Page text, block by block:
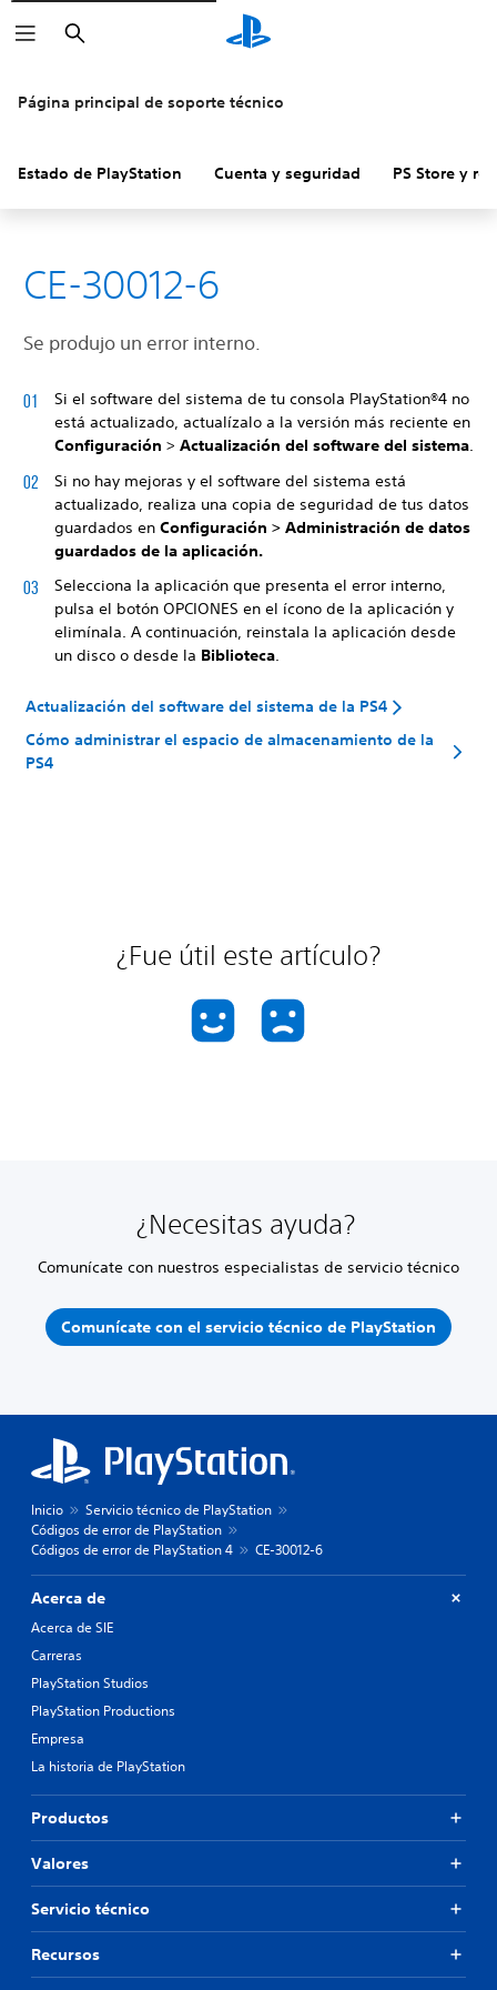
Buscar
Página principal de soporte técnico
Estado de PlayStation Cuenta y seguridad PS Store y
CE-30012-6
Se produjo un error interno.
Si el software del sistema de tu consola PlayStation®4 no
está actualizado, actualízalo a la versión más reciente en
Configuración > Actualización del software del sistema.
Si no hay mejoras y el software del sistema está
actualizado, realiza una copia de seguridad de tus datos
guardados en Configuración > Administración de datos
guardados de la aplicación.
Selecciona la aplicación que presenta el error interno,
pulsa el botón OPCIONES en el ícono de la aplicación y
elimínala. A continuación, reinstala la aplicación desde
un disco o desde la Biblioteca.
Actualización del software del sistema de la PS4
Cómo administrar el espacio de almacenamiento de la
PS4
¿Fue útil este artículo?
¿Necesitas ayuda?
Comunícate con nuestros especialistas de servicio técnico
Comunícate con el servicio técnico de PlayStation
Inicio
Servicio técnico de PlayStation
Códigos de error de PlayStation
Códigos de error de PlayStation 4
CE-30012-6
Acerca de
Acerca de SIE
Carreras
PlayStation Studios
PlayStation Productions
Empresa
La historia de PlayStation
Productos
Valores
Servicio técnico
Recursos